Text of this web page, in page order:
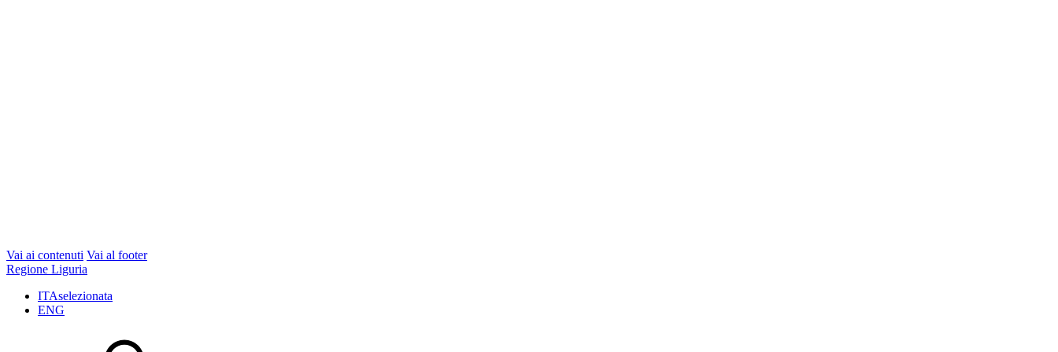
Vai ai contenuti Vai al footer
Regione Liguria
ITAselezionata
ENG